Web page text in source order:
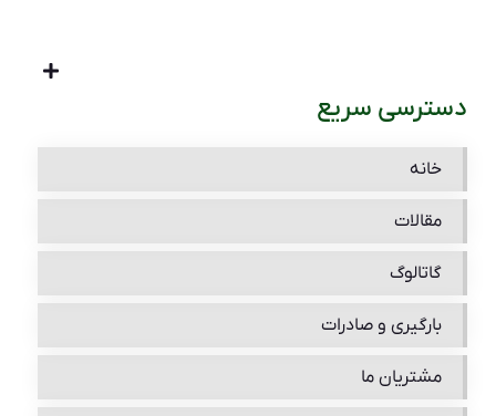
دسترسی سریع
خانه
مقالات
گاتالوگ
بارگیری و صادرات
مشتریان ما